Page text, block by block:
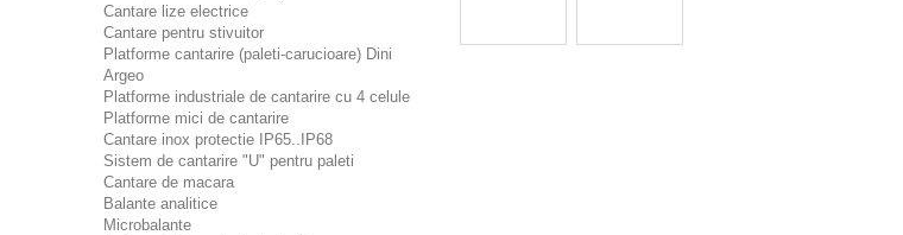
Cantare lize electrice
Cantare pentru stivuitor
Platforme cantarire (paleti-carucioare) Dini
Argeo
Platforme industriale de cantarire cu 4 celule
Platforme mici de cantarire
Cantare inox protectie IP65..IP68
Sistem de cantarire "U" pentru paleti
Cantare de macara
Balante analitice
Microbalante